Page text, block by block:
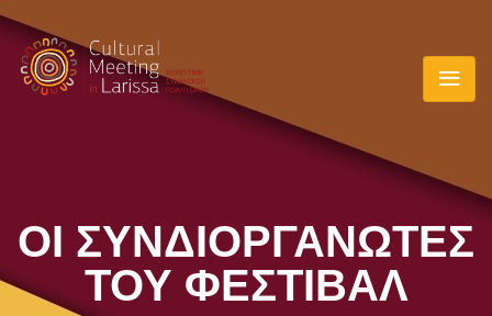
ΟΙ ΣΥΝΔΙΟΡΓΑΝΩΤΈΣ
ΤΟΥ ΦΕΣΤΙΒΆΛ